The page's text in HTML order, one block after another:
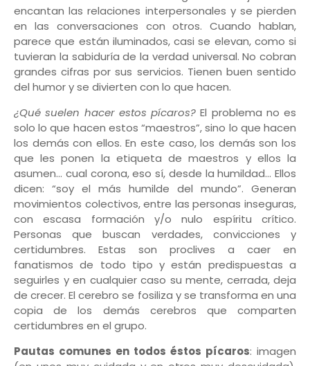
encantan las relaciones interpersonales y se pierden
en las conversaciones con otros. Cuando hablan,
parece que están iluminados, casi se elevan, como si
tuvieran la sabiduría de la verdad universal. No cobran
grandes cifras por sus servicios. Tienen buen sentido
del humor y se divierten con lo que hacen.
¿Qué suelen hacer estos pícaros? El problema no es
solo lo que hacen estos “maestros”, sino lo que hacen
los demás con ellos. En este caso, los demás son los
que les ponen la etiqueta de maestros y ellos la
asumen… cual corona, eso sí, desde la humildad… Ellos
dicen: “soy el más humilde del mundo”. Generan
movimientos colectivos, entre las personas inseguras,
con escasa formación y/o nulo espíritu crítico.
Personas que buscan verdades, convicciones y
certidumbres. Estas son proclives a caer en
fanatismos de todo tipo y están predispuestas a
seguirles y en cualquier caso su mente, cerrada, deja
de crecer. El cerebro se fosiliza y se transforma en una
copia de los demás cerebros que comparten
certidumbres en el grupo.
Pautas comunes en todos éstos pícaros: imagen